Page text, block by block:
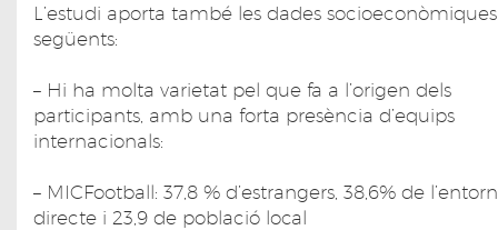
L’estudi aporta també les dades socioeconòmiques
següents:
– Hi ha molta varietat pel que fa a l’origen dels
participants, amb una forta presència d’equips
internacionals:
– MICFootball: 37,8 % d’estrangers, 38,6% de l’entorn
directe i 23,9 de població local